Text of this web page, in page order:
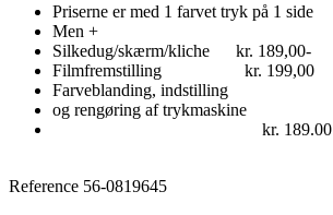
Priserne er med 1 farvet tryk på 1 side
Men +
Silkedug/skærm/kliche kr. 189,00-
Filmfremstilling kr. 199,00
Farveblanding, indstilling
og rengøring af trykmaskine
kr. 189.00
Reference 56-0819645